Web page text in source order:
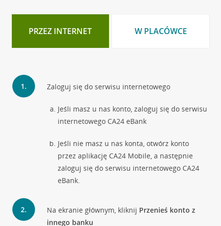
PRZEZ INTERNET W PLACÓWCE
Zaloguj się do serwisu internetowego
Jeśli masz u nas konto, zaloguj się do serwisu
internetowego CA24 eBank
Jeśli nie masz u nas konta, otwórz konto
przez aplikację CA24 Mobile, a następnie
zaloguj się do serwisu internetowego CA24
eBank.
Na ekranie głównym, kliknij Przenieś konto z
innego banku